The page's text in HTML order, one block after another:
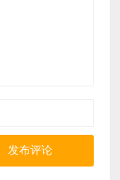
发布评论